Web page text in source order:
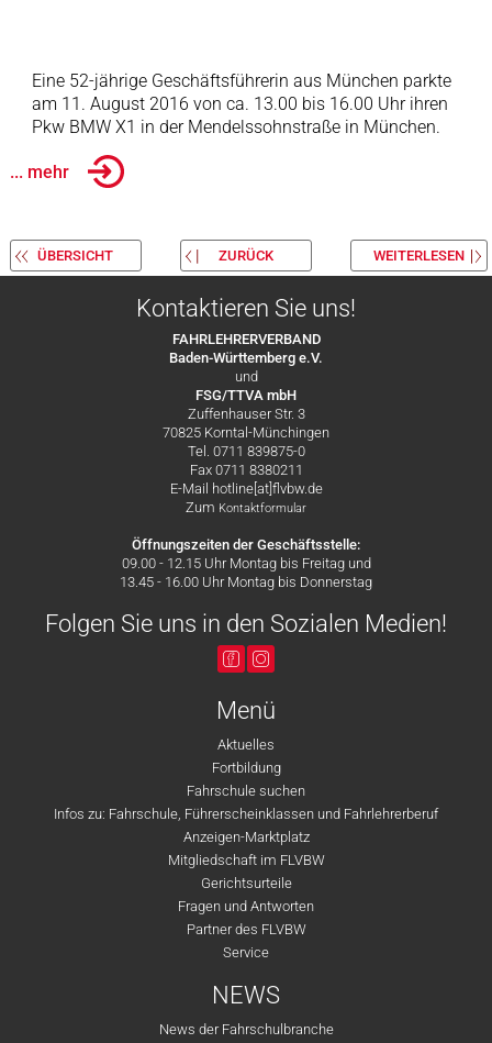
Eine 52-jährige Geschäftsführerin aus München parkte
am 11. August 2016 von ca. 13.00 bis 16.00 Uhr ihren
Pkw BMW X1 in der Mendelssohnstraße in München.
... mehr
ÜBERSICHT ZURÜCK WEITERLESEN
Kontaktieren Sie uns!
FAHRLEHRERVERBAND
Baden-Württemberg e.V.
und
FSG/TTVA mbH
Zuffenhauser Str. 3
70825 Korntal-Münchingen
Tel. 0711 839875-0
Fax 0711 8380211
E-Mail hotline[at]flvbw.de
Zum Kontaktformular
Öffnungszeiten der Geschäftsstelle:
09.00 - 12.15 Uhr Montag bis Freitag und
13.45 - 16.00 Uhr Montag bis Donnerstag
Folgen Sie uns in den Sozialen Medien!
Menü
Aktuelles
Fortbildung
Fahrschule suchen
Infos zu: Fahrschule, Führerscheinklassen und Fahrlehrerberuf
Anzeigen-Marktplatz
Mitgliedschaft im FLVBW
Gerichtsurteile
Fragen und Antworten
Partner des FLVBW
Service
NEWS
News der Fahrschulbranche